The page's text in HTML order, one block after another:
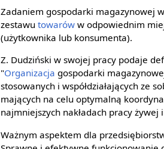
Zadaniem gospodarki magazynowej
zestawutowarów w odpowiednim
(użytkownika lub konsumenta).
Z. Dudziński w swojej pracy podaje
"Organizacja gospodarki
stosowanych i współdziałających ze
mających na celu optymalną
najmniejszych nakładach pracy
Ważnym aspektem dla